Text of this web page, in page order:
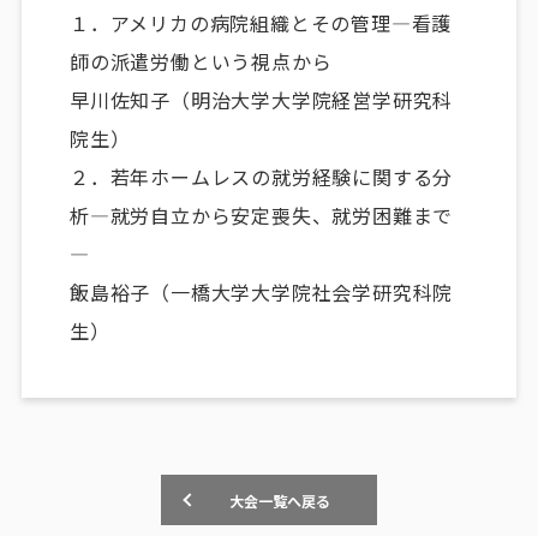
１．アメリカの病院組織とその管理―看護
師の派遣労働という視点から
早川佐知子（明治大学大学院経営学研究科
院生）
２．若年ホームレスの就労経験に関する分
析―就労自立から安定喪失、就労困難まで
―
飯島裕子（一橋大学大学院社会学研究科院
生）
大会一覧へ戻る